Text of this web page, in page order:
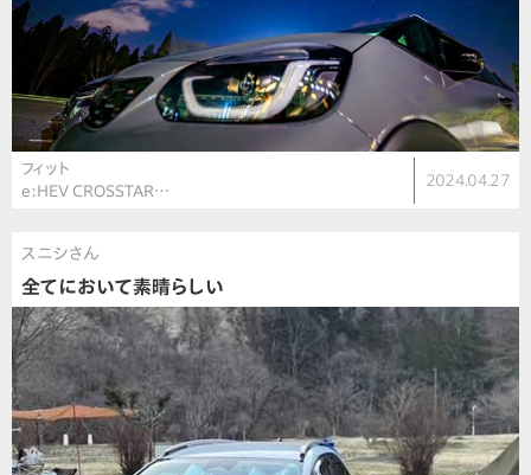
フィット
e:HEV CROSSTAR…
2024.04.27
スニシさん
全てにおいて素晴らしい